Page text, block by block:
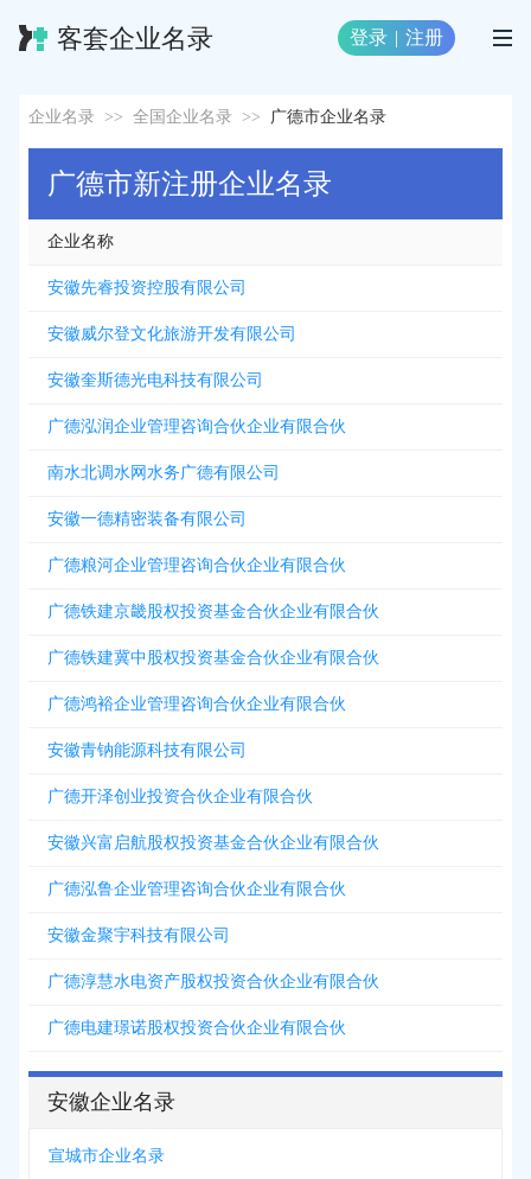
客套企业名录 登录 | 注册
企业名录 >> 全国企业名录 >> 广德市企业名录
广德市新注册企业名录
企业名称
安徽先睿投资控股有限公司
安徽威尔登文化旅游开发有限公司
安徽奎斯德光电科技有限公司
广德泓润企业管理咨询合伙企业有限合伙
南水北调水网水务广德有限公司
安徽一德精密装备有限公司
广德粮河企业管理咨询合伙企业有限合伙
广德铁建京畿股权投资基金合伙企业有限合伙
广德铁建冀中股权投资基金合伙企业有限合伙
广德鸿裕企业管理咨询合伙企业有限合伙
安徽青钠能源科技有限公司
广德开泽创业投资合伙企业有限合伙
安徽兴富启航股权投资基金合伙企业有限合伙
广德泓鲁企业管理咨询合伙企业有限合伙
安徽金聚宇科技有限公司
广德淳慧水电资产股权投资合伙企业有限合伙
广德电建璟诺股权投资合伙企业有限合伙
安徽企业名录
宣城市企业名录